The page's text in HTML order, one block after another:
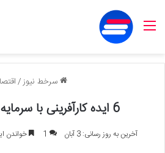
منو
سرخط نیوز/
6 ایده کارآفرینی با سرمایه متوسط و کم
آخرین به روز رسانی: 3 آبان 1 خواندن این خبر 3